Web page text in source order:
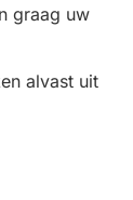
graag uw
alvast uit